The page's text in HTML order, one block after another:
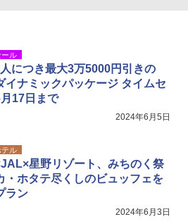
ール
につき最大3万5000円引きの
イナミックパッケージ タイムセ
17日まで
2024年6月5日
テル
星野リゾート、みちのく祭
・ホタテ尽くしのビュッフェを
ラン
2024年6月3日